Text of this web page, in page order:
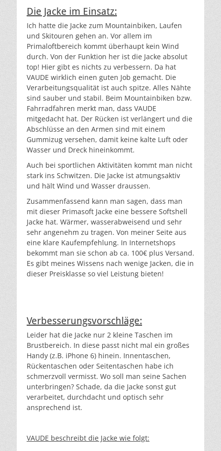
Die Jacke im Einsatz:
Ich hatte die Jacke zum Mountainbiken, Laufen
und Skitouren gehen an. Vor allem im
Primaloftbereich kommt überhaupt kein Wind
durch. Von der Funktion her ist die Jacke absolut
top! Hier gibt es nichts zu verbessern. Da hat
VAUDE wirklich einen guten Job gemacht. Die
Verarbeitungsqualität ist auch spitze. Alles Nähte
sind sauber und stabil. Beim Mountainbiken bzw.
Fahrradfahren merkt man, dass VAUDE
mitgedacht hat. Der Rücken ist verlängert und die
Abschlüsse an den Armen sind mit einem
Gummizug versehen, damit keine kalte Luft oder
Wasser und Dreck hineinkommt.
Auch bei sportlichen Aktivitäten kommt man nicht
stark ins Schwitzen. Die Jacke ist atmungsaktiv
und hält Wind und Wasser draussen.
Zusammenfassend kann man sagen, dass man
mit dieser Primasoft Jacke eine bessere Softshell
Jacke hat. Wärmer, wasserabweisend und sehr
sehr angenehm zu tragen. Von meiner Seite aus
eine klare Kaufempfehlung. In Internetshops
bekommt man sie schon ab ca. 100€ plus Versand.
Es gibt meines Wissens nach wenige Jacken, die in
dieser Preisklasse so viel Leistung bieten!
Verbesserungsvorschläge:
Leider hat die Jacke nur 2 kleine Taschen im
Brustbereich. In diese passt nicht mal ein großes
Handy (z.B. iPhone 6) hinein. Innentaschen,
Rückentaschen oder Seitentaschen habe ich
schmerzvoll vermisst. Wo soll man seine Sachen
unterbringen? Schade, da die Jacke sonst gut
verarbeitet, durchdacht und optisch sehr
ansprechend ist.
VAUDE beschreibt die Jacke wie folgt: